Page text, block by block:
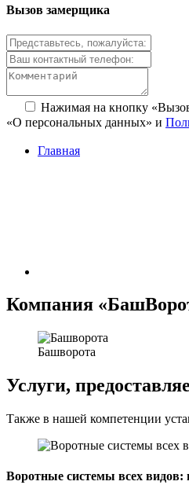
Вызов замерщика
Нажимая на кнопку
«О персональных данных» и
Главная
Компания
Башворота
Услуги,
Также в нашей компетенции
Воротные системы всех